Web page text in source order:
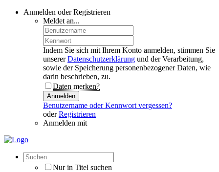
Anmelden oder Registrieren
Meldet an...
Indem Sie sich mit Ihrem Konto anmelden, stimmen Sie
unsererDatenschutzerklärung und der Verarbeitung,
sowie der Speicherung personenbezogener Daten, wie
darin beschrieben, zu.
Daten merken?
Anmelden
Benutzername oder Kennwort vergessen?
oderRegistrieren
Anmelden mit
Nur in Titel suchen